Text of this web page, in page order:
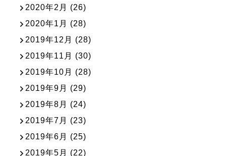
2020年2月 (26)
2020年1月 (28)
2019年12月 (28)
2019年11月 (30)
2019年10月 (28)
2019年9月 (29)
2019年8月 (24)
2019年7月 (23)
2019年6月 (25)
2019年5月 (22)